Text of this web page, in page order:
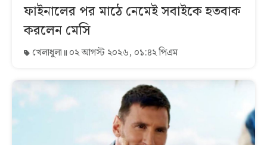
ফাইনালের পর মাঠে নেমেই সবাইকে হতবাক
করলেন মেসি
খেলাধুলা ০২ আগস্ট ২০২৬, ০১:৪২ পিএম